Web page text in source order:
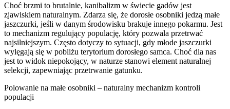
Choć brzmi to brutalnie, kanibalizm w świecie gadów jest
zjawiskiem naturalnym. Zdarza się, że dorosłe osobniki jedzą małe
jaszczurki, jeśli w danym środowisku brakuje innego pokarmu. Jest
to mechanizm regulujący populację, który pozwala przetrwać
najsilniejszym. Często dotyczy to sytuacji, gdy młode jaszczurki
wylęgają się w pobliżu terytorium dorosłego samca. Choć dla nas
jest to widok niepokojący, w naturze stanowi element naturalnej
selekcji, zapewniając przetrwanie gatunku.
Polowanie na małe osobniki – naturalny mechanizm kontroli
populacji